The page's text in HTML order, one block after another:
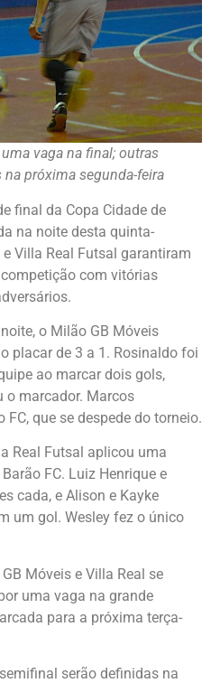
vaga na final; outras
próxima segunda-feira
final da Copa Cidade de
na noite desta quinta-
Villa Real Futsal garantiram
com vitórias
o Milão GB Móveis
placar de 3 a 1. Rosinaldo foi
ao marcar dois gols,
o marcador. Marcos
que se despede do torneio.
Real Futsal aplicou uma
FC. Luiz Henrique e
cada, e Alison e Kayke
um gol. Wesley fez o único
Móveis e Villa Real se
uma vaga na grande
para a próxima terça-
serão definidas na